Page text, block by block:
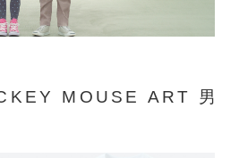
MOUSE ART 男